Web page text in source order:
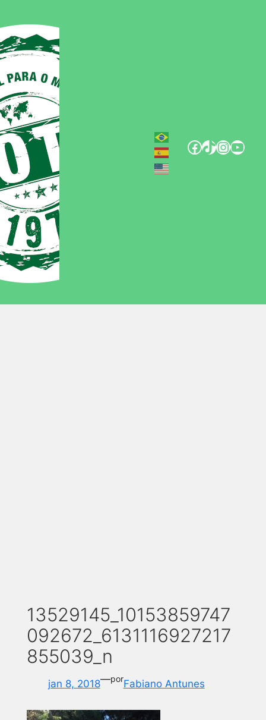
13529145_10153859747
092672_6131116927217
855039_n
jan 8, 2018—porFabiano Antunes